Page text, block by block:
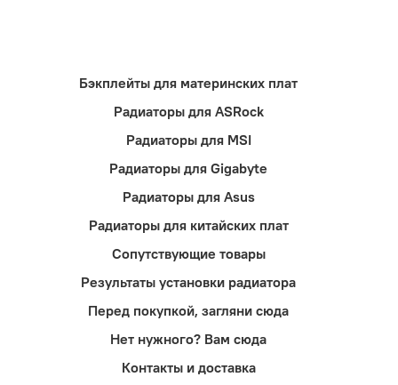
Бэкплейты для материнских плат
Радиаторы для ASRock
Радиаторы для MSI
Радиаторы для Gigabyte
Радиаторы для Asus
Радиаторы для китайских плат
Сопутствующие товары
Результаты установки радиатора
Перед покупкой, загляни сюда
Нет нужного? Вам сюда
Контакты и доставка